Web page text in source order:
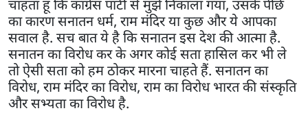
चाहता हूं कि कांग्रेस पार्टी से मुझे निकाला गया, उसके पीछे
का कारण सनातन धर्म, राम मंदिर या कुछ और ये आपका
सवाल है. सच बात ये है कि सनातन इस देश की आत्मा है.
सनातन का विरोध कर के अगर कोई सता हासिल कर भी ले
तो ऐसी सता को हम ठोकर मारना चाहते हैं. सनातन का
विरोध, राम मंदिर का विरोध, राम का विरोध भारत की संस्कृति
और सभ्यता का विरोध है.